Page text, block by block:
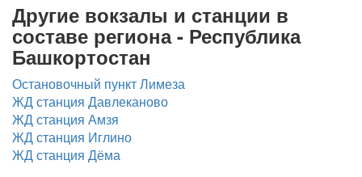
Другие вокзалы и станции в
составе региона - Республика
Башкортостан
Остановочный пункт Лимеза
ЖД станция Давлеканово
ЖД станция Амзя
ЖД станция Иглино
ЖД станция Дёма